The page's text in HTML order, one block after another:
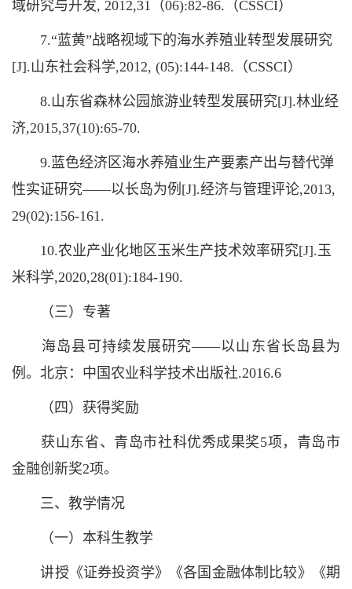
域研究与开发, 2012,31（06):82-86.（CSSCI）
7.“蓝黄”战略视域下的海水养殖业转型发展研究
[J].山东社会科学,2012, (05):144-148.（CSSCI）
8.山东省森林公园旅游业转型发展研究[J].林业经
济,2015,37(10):65-70.
9.蓝色经济区海水养殖业生产要素产出与替代弹
性实证研究——以长岛为例[J].经济与管理评论,2013,
29(02):156-161.
10.农业产业化地区玉米生产技术效率研究[J].玉
米科学,2020,28(01):184-190.
（三）专著
海岛县可持续发展研究——以山东省长岛县为
例。北京：中国农业科学技术出版社.2016.6
（四）获得奖励
获山东省、青岛市社科优秀成果奖5项，青岛市
金融创新奖2项。
三、教学情况
（一）本科生教学
讲授《证券投资学》《各国金融体制比较》《期